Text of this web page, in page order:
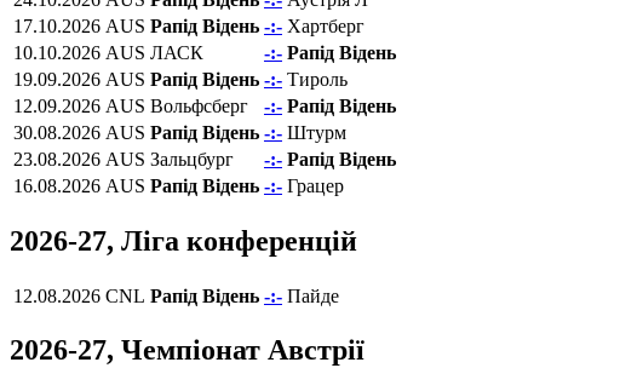
17.10.2026 AUS Рапід Відень -:- Хартберг
10.10.2026 AUS ЛАСК -:- Рапід Відень
19.09.2026 AUS Рапід Відень -:- Тироль
12.09.2026 AUS Вольфсберг -:- Рапід Відень
30.08.2026 AUS Рапід Відень -:- Штурм
23.08.2026 AUS Зальцбург -:- Рапід Відень
16.08.2026 AUS Рапід Відень -:- Грацер
2026-27, Ліга конференцій
12.08.2026 CNL Рапід Відень -:- Пайде
2026-27, Чемпіонат Австрії